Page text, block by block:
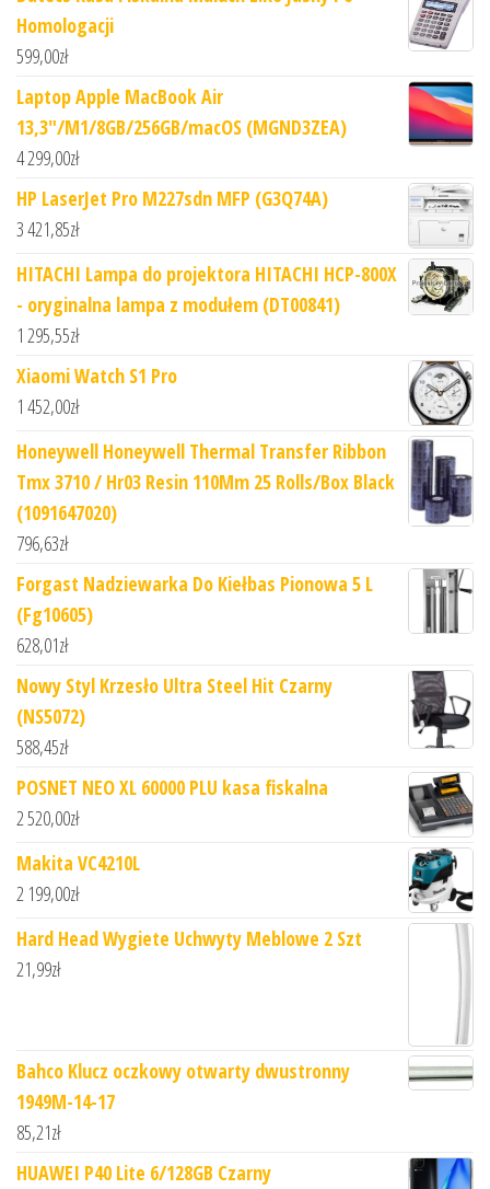
Homologacji
599,00zł
Laptop Apple MacBook Air
13,3"/M1/8GB/256GB/macOS (MGND3ZEA)
4 299,00zł
HP LaserJet Pro M227sdn MFP (G3Q74A)
3 421,85zł
HITACHI Lampa do projektora HITACHI HCP-800X
- oryginalna lampa z modułem (DT00841)
1 295,55zł
Xiaomi Watch S1 Pro
1 452,00zł
Honeywell Honeywell Thermal Transfer Ribbon
Tmx 3710 / Hr03 Resin 110Mm 25 Rolls/Box Black
(1091647020)
796,63zł
Forgast Nadziewarka Do Kiełbas Pionowa 5 L
(Fg10605)
628,01zł
Nowy Styl Krzesło Ultra Steel Hit Czarny
(NS5072)
588,45zł
POSNET NEO XL 60000 PLU kasa fiskalna
2 520,00zł
Makita VC4210L
2 199,00zł
Hard Head Wygiete Uchwyty Meblowe 2 Szt
21,99zł
Bahco Klucz oczkowy otwarty dwustronny
1949M-14-17
85,21zł
HUAWEI P40 Lite 6/128GB Czarny